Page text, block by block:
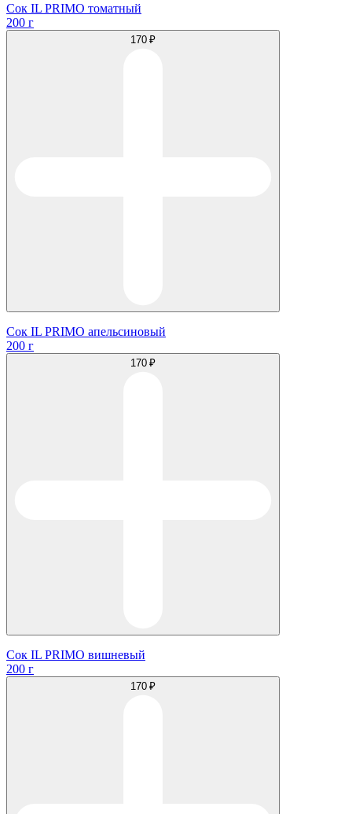
Сок IL PRIMO томатный
200 г
170 ₽
Сок IL PRIMO апельсиновый
200 г
170 ₽
Сок IL PRIMO вишневый
200 г
170 ₽